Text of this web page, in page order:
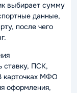
выбирает сумму
данные,
после чего
ставку, ПСК,
карточках МФО
оформления,